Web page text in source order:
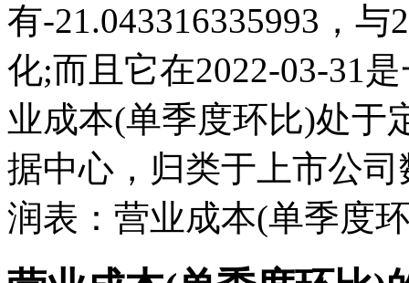
有-21.043316335993，
化;而且它在2022-03-31
业成本(单季度环比)处于
据中心，归类于上市公
润表：营业成本(单季度